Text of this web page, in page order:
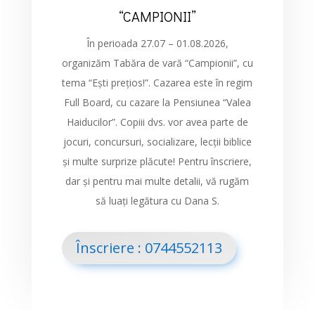
“CAMPIONII”
În perioada 27.07 – 01.08.2026,
organizăm Tabăra de vară “Campionii”, cu
tema “Ești prețios!”. Cazarea este în regim
Full Board, cu cazare la Pensiunea “Valea
Haiducilor”. Copiii dvs. vor avea parte de
jocuri, concursuri, socializare, lecții biblice
și multe surprize plăcute! Pentru înscriere,
dar și pentru mai multe detalii, vă rugăm
să luați legătura cu Dana S.
Înscriere : 0744552113